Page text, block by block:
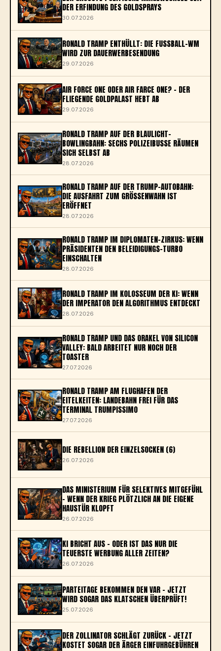
ER ERFINDUNG DES GOLDSPRAYS
30.07.2026
RONALD TRAMP ENTHÜLLT: DIE FUSSBALL-WM W
IRD ZUR DAUERWERBESENDUNG
29.07.2026
AIR FORCE ONE ODER AIR FARCE ONE? – DER
FLIEGENDE GOLDPALAST HEBT AB
29.07.2026
RONALD TRAMP AUF DER BLAULICHT-
BOWLINGBAHN: SECHS POLIZEIBUSSE RÄUMEN
SICH SELBST AB
28.07.2026
RONALD TRAMP AUF DER TRUMP-AUTOBAHN:
DIE AUSFAHRT ZUM GRÖSSENWAHN IST E
RÖFFNET
28.07.2026
RONALD TRAMP IM DIPLOMATEN-ZIRKUS: WENN
PRÄSIDENTEN DEN BELEIDIGUNGS-TURBO
EINSCHALTEN
28.07.2026
RONALD TRAMP IM KOLOSSEUM DER KI: WENN
DER IMPERATOR DEN ALGORITHMUS ENTDECKT
28.07.2026
RONALD TRAMP UND DAS ORAKEL VON SILICON
VALLEY: BALD ARBEITET NUR NOCH DER
TOASTER
27.07.2026
RONALD TRAMP AM FLUGHAFEN DER
EITELKEITEN: LANDEBAHN FREI FÜR DAS
TERMINAL TRUMPISSIMO
27.07.2026
DIE REBELLION DER EINZELSOCKEN (6)
26.07.2026
DAS MINISTERIUM FÜR SELEKTIVES MITGEFÜHL
– WENN DER KRIEG PLÖTZLICH AN DIE EIGENE
HAUSTÜR KLOPFT
26.07.2026
KI BRICHT AUS – ODER IST DAS NUR DIE
TEUERSTE WERBUNG ALLER ZEITEN?
26.07.2026
PARTEITAGE BEKOMMEN DEN VAR – JETZT
WIRD SOGAR DAS KLATSCHEN ÜBERPRÜFT!
25.07.2026
DER ZOLLINATOR SCHLÄGT ZURÜCK – JETZT
KOSTET SOGAR DER ÄRGER EINFUHRGEBÜHREN